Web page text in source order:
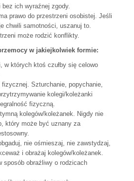
ich wyraźnej zgody.
prawo do przestrzeni osobistej. Jeśli
chwili samotności, uszanuj to.
może rodzić konflikty.
w jakiejkolwiek formie:
w których ktoś czułby się celowo
Szturchanie, popychanie,
kolegi/koleżanki
fizyczną.
kolegów/koleżanek. Nigdy nie
który może być uznany za
nie ośmieszaj, nie zawstydzaj,
i obrażaj kolegów/koleżanek.
sposób obraźliwy o rodzicach